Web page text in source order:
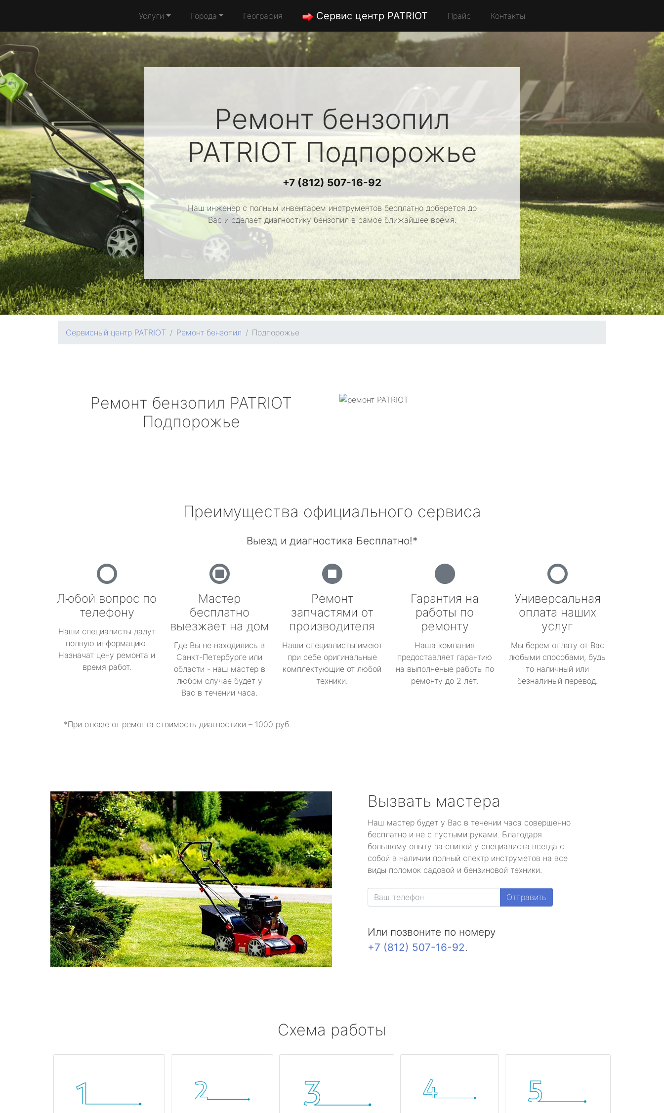
Услуги Города География Сервис центр PATRIOT Прайс Контакты
Ремонт бензопил
PATRIOTПодпорожье
+7 (812) 507-16-92
Наш инженер с полным инвентарем инструментов бесплатно доберется до
Вас и сделает диагностику бензопил в самое ближайшее время.
Сервисный центр PATRIOT Ремонт бензопил Подпорожье
Ремонт бензопил PATRIOT
Подпорожье
Преимущества официального сервиса
Выезд и диагностика Бесплатно!*
Любой вопрос по
телефону
Наши специалисты дадут
полную информацию.
Назначат цену ремонта и
время работ.
Мастер
бесплатно
выезжает на дом
Где Вы не находились в
Санкт-Петербурге или
области - наш мастер в
любом случае будет у
Вас в течении часа.
Ремонт
запчастями от
производителя
Наши специалисты имеют
при себе оригинальные
комплектующие от любой
техники.
Гарантия на
работы по
ремонту
Наша компания
предоставляет гарантию
на выполненые работы по
ремонту до 2 лет.
Универсальная
оплата наших
услуг
Мы берем оплату от Вас
любыми способами, будь
то наличный или
безналиный перевод.
*При отказе от ремонта стоимость диагностики – 1000 руб.
Вызвать мастера
Наш мастер будет у Вас в течении часа совершенно
бесплатно и не с пустыми руками. Благодаря
большому опыту за спиной у специалиста всегда с
собой в наличии полный спектр инструметов на все
виды поломок садовой и бензиновой техники.
Отправить
Или позвоните по номеру
+7 (812) 507-16-92.
Схема работы